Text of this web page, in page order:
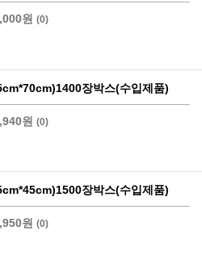
원 (0)
장박스(수입제품)
원 (0)
장박스(수입제품)
원 (0)